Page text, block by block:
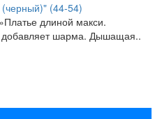
(черный)" (44-54)
длиной макси.
добавляет шарма. Дышащая..